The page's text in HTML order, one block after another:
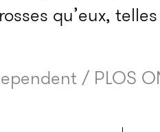
qu’eux,
/ PLOS